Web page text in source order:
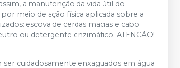
a manutenção da vida útil do
meio de ação física aplicada sobre a
escova de cerdas macias e cabo
ou detergente enzimático. ATENCÃO!
cuidadosamente enxaguados em água